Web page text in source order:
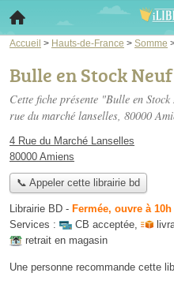
Accueil > Hauts-de-France > Somme
Bulle en Stock
Cette fiche présente "Bulle en
rue du marché lanselles, 80000
4 Rue du Marché Lanselles
80000 Amiens
📞 Appeler cette librairie bd
Librairie BD - Fermée, ouvre à 10h
Services :
CB acceptée,
retrait en magasin
Une personne recommande cette